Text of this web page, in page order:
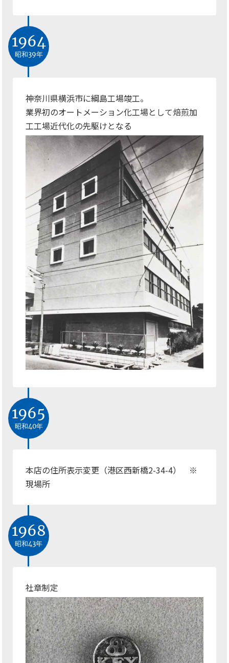
神奈川県横浜市に綱島工場竣工。
業界初のオートメーション化工場として焙煎加
工工場近代化の先駆けとなる
1964
昭和39年
本店の住所表示変更（港区西新橋2-34-4） ※
現場所
1965
昭和40年
社章制定
1968
昭和43年